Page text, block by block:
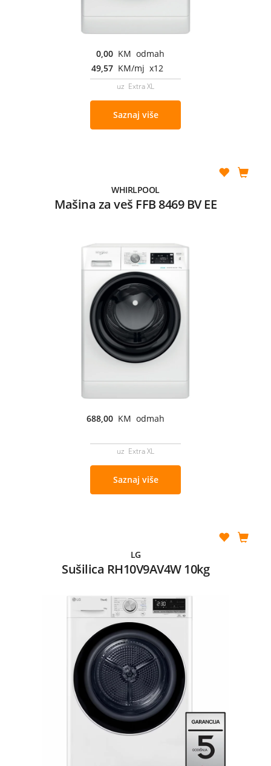
0,00 KM odmah
49,57 KM/mj x12
uz Extra XL
Saznaj više
WHIRLPOOL
Mašina za veš FFB 8469 BV EE
688,00 KM odmah
uz Extra XL
Saznaj više
LG
Sušilica RH10V9AV4W 10kg